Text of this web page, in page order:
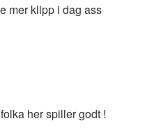
mer klipp i dag ass
her spiller godt !